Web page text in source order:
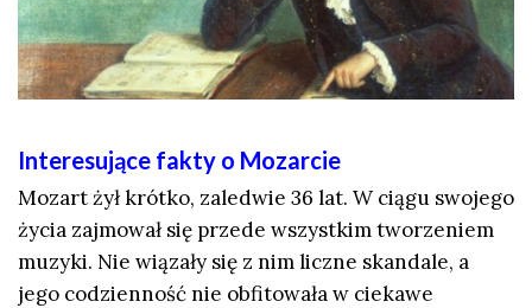
Interesujące fakty o Mozarcie
Mozart żył krótko, zaledwie 36 lat. W ciągu swojego
życia zajmował się przede wszystkim tworzeniem
muzyki. Nie wiązały się z nim liczne skandale, a
jego codzienność nie obfitowała w ciekawe